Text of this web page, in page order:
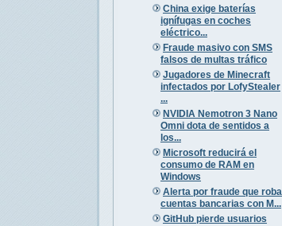
China exige baterías
ignífugas en coches
eléctrico...
Fraude masivo con SMS
falsos de multas tráfico
Jugadores de Minecraft
infectados por LofyStealer
...
NVIDIA Nemotron 3 Nano
Omni dota de sentidos a
los...
Microsoft reducirá el
consumo de RAM en
Windows
Alerta por fraude que roba
cuentas bancarias con M...
GitHub pierde usuarios